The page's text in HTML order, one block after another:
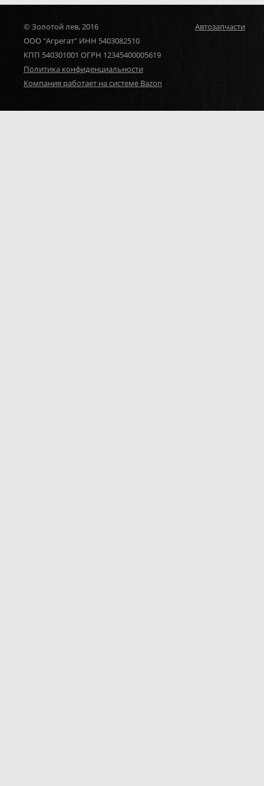
© Золотой лев, 2016
ООО "Агрегат" ИНН 5403082510
КПП 540301001 ОГРН 12345400005619
Политика конфиденциальности
Компания работает на системе Bazon
Автозапчасти